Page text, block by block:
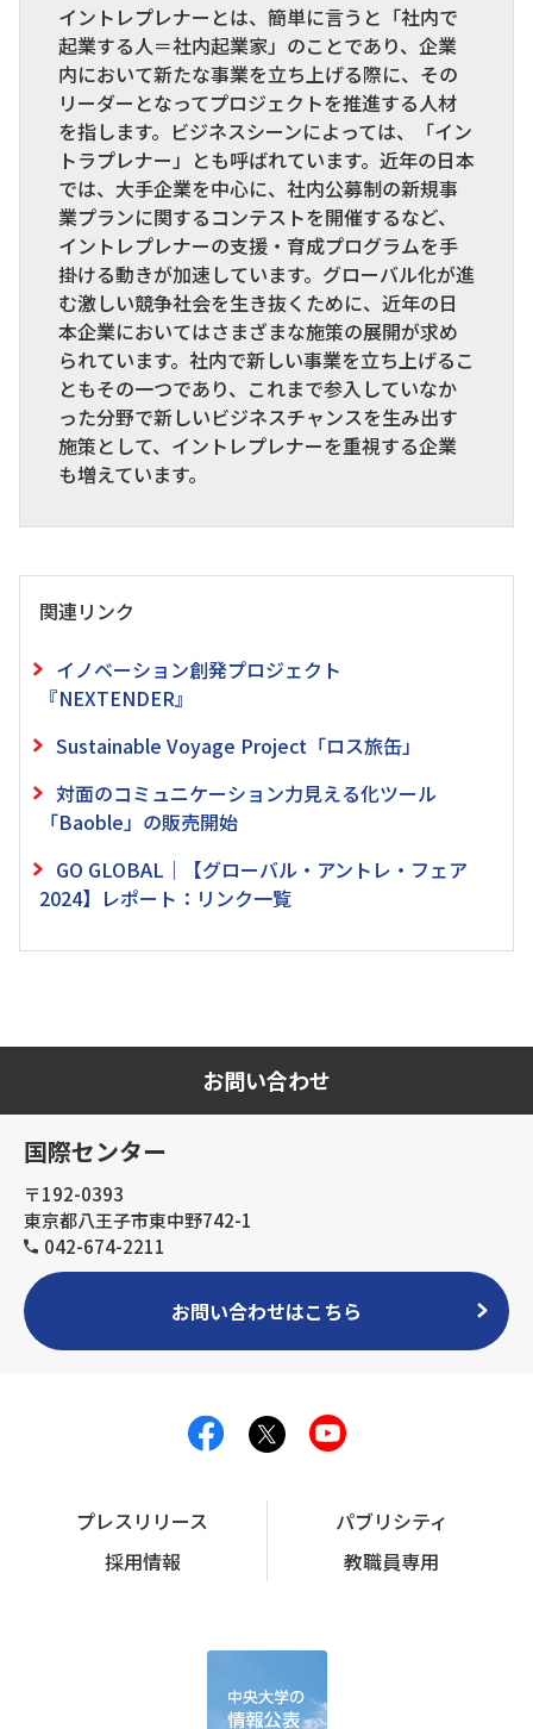
イントレプレナーとは、簡単に言うと「社内で
起業する人＝社内起業家」のことであり、企業
内において新たな事業を立ち上げる際に、その
リーダーとなってプロジェクトを推進する人材
を指します。ビジネスシーンによっては、「イン
トラプレナー」とも呼ばれています。近年の日本
では、大手企業を中心に、社内公募制の新規事
業プランに関するコンテストを開催するなど、
イントレプレナーの支援・育成プログラムを手
掛ける動きが加速しています。グローバル化が進
む激しい競争社会を生き抜くために、近年の日
本企業においてはさまざまな施策の展開が求め
られています。社内で新しい事業を立ち上げるこ
ともその一つであり、これまで参入していなか
った分野で新しいビジネスチャンスを生み出す
施策として、イントレプレナーを重視する企業
も増えています。
関連リンク
イノベーション創発プロジェクト
『NEXTENDER』
Sustainable Voyage Project「ロス旅缶」
対面のコミュニケーション力見える化ツール
「Baoble」の販売開始
GO GLOBAL｜【グローバル・アントレ・フェア
2024】レポート：リンク一覧
お問い合わせ
国際センター
〒192-0393
東京都八王子市東中野742-1
042-674-2211
お問い合わせはこちら
プレスリリース
パブリシティ
採用情報
教職員専用